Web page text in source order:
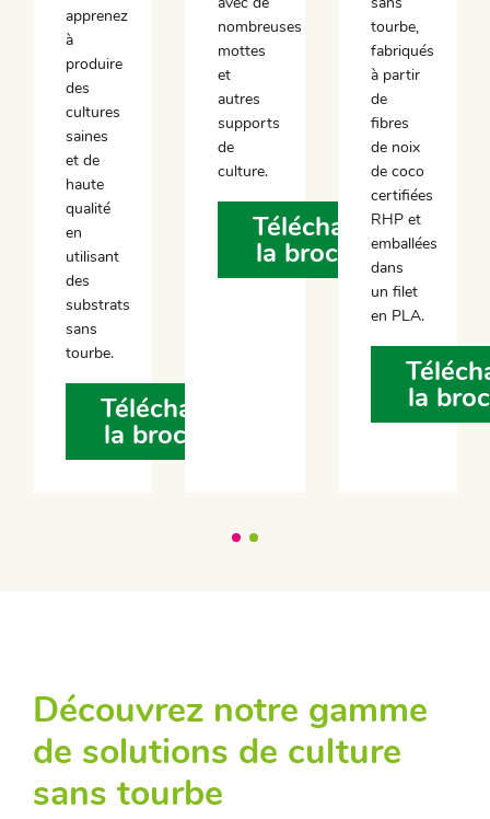
apprenez
à
produire
des
cultures
saines
et de
haute
qualité
en
utilisant
des
substrats
sans
tourbe.
Télécharger
la brochure
nombreuses
mottes
et
autres
supports
de
culture.
Télécharger
la brochure
tourbe,
fabriqués
à partir
de
fibres
de noix
de coco
certifiées
RHP et
emballées
dans
un filet
en PLA.
la
Découvrez notre gamme
de solutions de culture
sans tourbe